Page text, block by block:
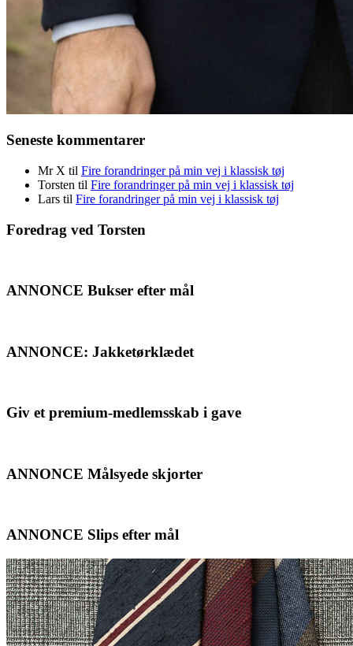
Seneste kommentarer
Mr X til Fire forandringer på min vej i klassisk tøj
Torsten til Fire forandringer på min vej i klassisk tøj
Lars til Fire forandringer på min vej i klassisk tøj
Foredrag ved Torsten
ANNONCE Bukser efter mål
ANNONCE: Jakketørklædet
Giv et premium-medlemsskab i gave
ANNONCE Målsyede skjorter
ANNONCE Slips efter mål